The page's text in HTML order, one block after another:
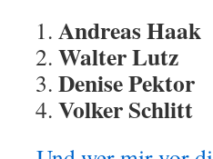
Andreas Haak
Walter Lutz
Denise Pektor
Volker Schlitt